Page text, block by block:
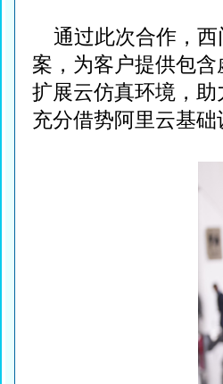
通过此次合作，西
案，为客户提供包
扩展云仿真环境，
充分借势阿里云基